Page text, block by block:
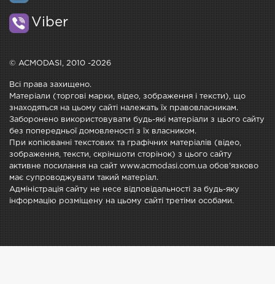
Viber
© ACMODASI, 2010 -2026
Всі права захищено.
Матеріали (торгові марки, відео, зображення і тексти), що
знаходяться на цьому сайті належать їх правовласникам.
Заборонено використовувати будь-які матеріали з цього сайту
без попередньої домовленості з їх власником.
При копіюванні текстових та графічних матеріалів (відео,
зображення, тексти, скріншоти сторінок) з цього сайту
активне посилання на сайт www.acmodasi.com.ua обов'язково
має супроводжувати такий матеріал.
Адміністрація сайту не несе відповідальності за будь-яку
інформацію розміщену на цьому сайті третіми особами.